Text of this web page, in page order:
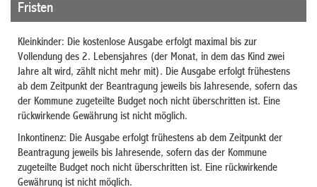
Fristen
Kleinkinder: Die kostenlose Ausgabe erfolgt maximal bis zur
Vollendung des 2. Lebensjahres (der Monat, in dem das Kind zwei
Jahre alt wird, zählt nicht mehr mit). Die Ausgabe erfolgt frühestens
ab dem Zeitpunkt der Beantragung jeweils bis Jahresende, sofern das
der Kommune zugeteilte Budget noch nicht überschritten ist. Eine
rückwirkende Gewährung ist nicht möglich.
Inkontinenz: Die Ausgabe erfolgt frühestens ab dem Zeitpunkt der
Beantragung jeweils bis Jahresende, sofern das der Kommune
zugeteilte Budget noch nicht überschritten ist. Eine rückwirkende
Gewährung ist nicht möglich.